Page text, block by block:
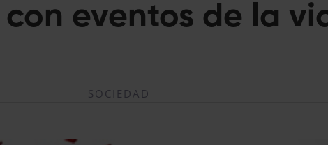
eventos de la
SOCIEDAD